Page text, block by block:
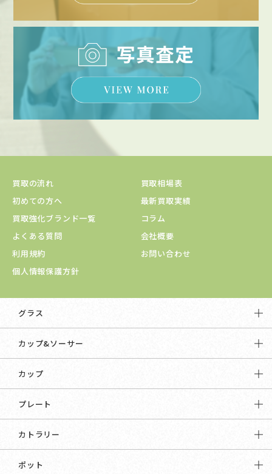
買取の流れ
買取相場表
初めての方へ
最新買取実績
買取強化ブランド一覧
コラム
よくある質問
会社概要
利用規約
お問い合わせ
個人情報保護方針
グラス
カップ&ソーサー
カップ
プレート
カトラリー
ポット